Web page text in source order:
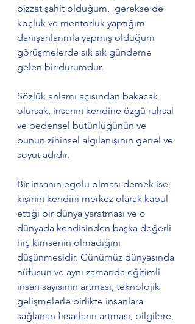
bizzat şahit olduğum,  gerekse de
koçluk ve mentorluk yaptığım
danışanlarımla yapmış olduğum
görüşmelerde sık sık gündeme
gelen bir durumdur.
Sözlük anlamı açısından bakacak
olursak, insanın kendine özgü ruhsal
ve bedensel bütünlüğünün ve
bunun zihinsel algılanışının genel ve
soyut adıdır.
Bir insanın egolu olması demek ise,
kişinin kendini merkez olarak kabul
ettiği bir dünya yaratması ve o
dünyada kendisinden başka değerli
hiç kimsenin olmadığını
düşünmesidir. Günümüz dünyasında
nüfusun ve aynı zamanda eğitimli
insan sayısının artması, teknolojik
gelişmelerle birlikte insanlara
sağlanan fırsatların artması, bilgilere,